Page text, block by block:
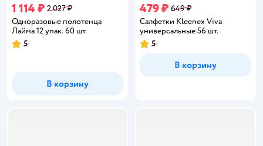
1 114 ₽ 2 027 ₽
Одноразовые полотенца
Лайма 12 упак. 60 шт.
Рейтинг:
5
В корзину
479 ₽ 649 ₽
Салфетки Kleenex Viva
универсальные 56 шт.
Рейтинг:
5
В корзину